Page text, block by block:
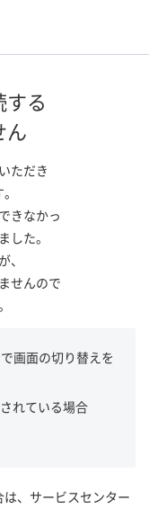
る
ん
ただき
きなかっ
した。
せんので
画面の切り替えを
れている場合
、サービスセンター